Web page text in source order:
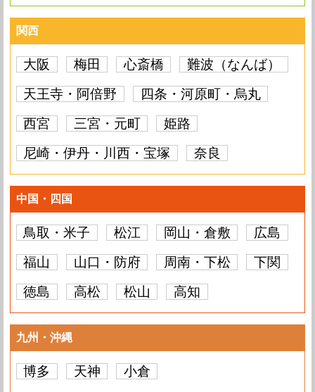
関西
大阪 梅田 心斎橋
難波（なんば）
天王寺・阿倍野
四条・河原町・烏丸
西宮
三宮・元町
姫路
尼崎・伊丹・川西・宝塚
奈良
中国・四国
鳥取・米子 松江 岡山・倉敷
広島
福山
山口・防府 周南・下松
下関
徳島
高松 松山 高知
九州・沖縄
博多 天神
小倉